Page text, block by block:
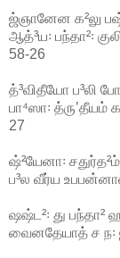
ஜ்ஞானேன க²லு
ஆத்³ய꞉ பந்தா²꞉
58-26
த்³விதீயோ ப³லி
பா⁴ஸா꞉
27
ஷ்²யேனா꞉ சதுர்த²ம்
ப³ல வீர்ய
ஷஷ்ட²꞉ து பந்தா²
வைனதேயாத் ச ந꞉